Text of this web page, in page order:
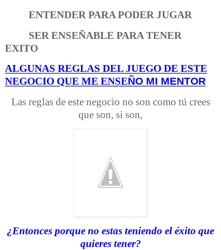
ENTENDER PARA PODER JUGAR
SER ENSEÑABLE PARA TENER
EXITO
ALGUNAS REGLAS DEL JUEGO DE ESTE
NEGOCIO QUE ME ENSEÑO MI MENTOR
Las reglas de este negocio no son como tú crees
que son, si son,
¿Entonces porque no estas teniendo el éxito que
quieres tener?